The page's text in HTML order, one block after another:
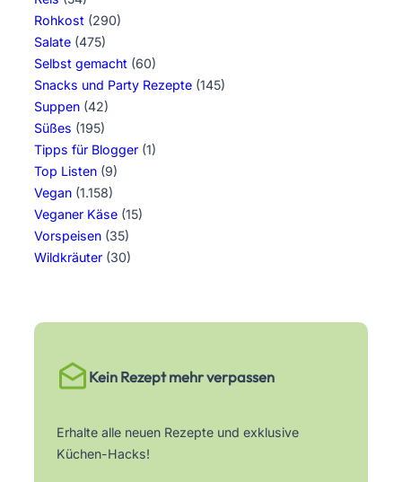
Rohkost (290)
Salate (475)
Selbst gemacht (60)
Snacks und Party Rezepte (145)
Suppen (42)
Süßes (195)
Tipps für Blogger (1)
Top Listen (9)
Vegan (1.158)
Veganer Käse (15)
Vorspeisen (35)
Wildkräuter (30)
Kein Rezept mehr verpassen
Erhalte alle neuen Rezepte und exklusive
Küchen-Hacks!